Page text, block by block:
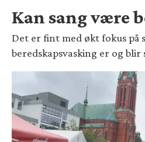
Kan sang være
Det er fint med økt fokus på
beredskapsvasking er og blir